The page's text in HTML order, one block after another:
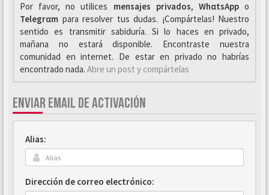
Por favor, no utilices mensajes privados, WhαtsAppo
Telegrαm para resolver tus dudas. ¡Compártelas! Nuestro
sentido es transmitir sabiduría. Si lo haces en privado,
mañana no estará disponible. Encontraste nuestra
comunidad en internet. De estar en privado no habrías
encontrado nada. Abre un post y compártelas
ENVIAR EMAIL DE ACTIVACIÓN
Alias:
Dirección de correo electrónico: